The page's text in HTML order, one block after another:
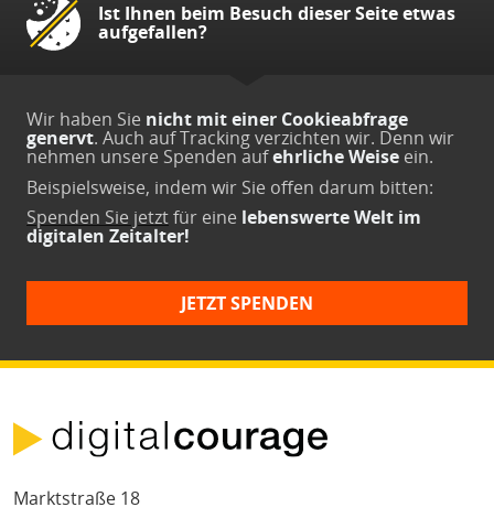
Ist Ihnen beim Besuch dieser Seite etwas
aufgefallen?
Wir haben Sie nicht mit einer Cookieabfrage
genervt. Auch auf Tracking verzichten wir. Denn wir
nehmen unsere Spenden aufehrliche Weise ein.
Beispielsweise, indem wir Sie offen darum bitten:
Spenden Sie jetztfür eine lebenswerte Welt im
digitalen Zeitalter!
JETZT SPENDEN
Marktstraße 18